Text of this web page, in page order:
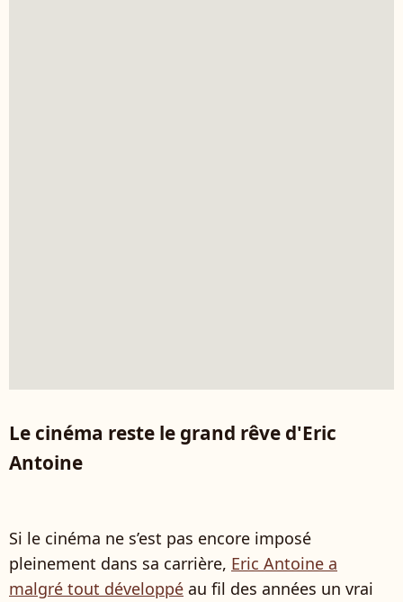
Le cinéma reste le grand rêve d'Eric
Antoine
Si le cinéma ne s’est pas encore imposé
pleinement dans sa carrière, Eric Antoine a
malgré tout développé au fil des années un vrai